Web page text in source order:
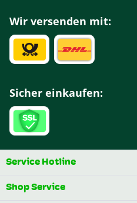
Wir versenden mit:
Sicher einkaufen:
Service Hotline
Shop Service